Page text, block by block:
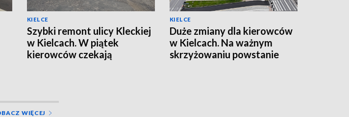
KIELCE
Szybki remont ulicy Kleckiej
w Kielcach. W piątek
kierowców czekają
KIELCE
Duże zmiany dla kierowców
w Kielcach. Na ważnym
skrzyżowaniu powstanie
WIĘCEJ